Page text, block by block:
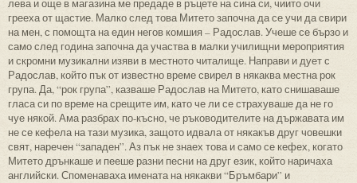
лева и още в магазина ме предаде в ръцете на сина си, чиито очи
грееха от щастие. Малко след това Митето започна да се учи да свири
на мен, с помощта на един негов комшия – Радослав. Учеше се бързо и
само след година започна да участва в малки училищни мероприятия
и скромни музикални изяви в местното читалище. Направи и дует с
Радослав, който пък от известно време свирел в някаква местна рок
група. Да, “рок група”, казваше Радослав на Митето, като снишаваше
гласа си по време на срещите им, като че ли се страхуваше да не го
чуе някой. Ама разбрах по-късно, че ръководителите на държавата им
не се кефела на тази музика, защото идвала от някакъв друг човешки
свят, наречен “западен”. Аз пък не знаех това и само се кефех, когато
Митето дрънкаше и пееше разни песни на друг език, който наричаха
английски. Споменаваха имената на някакви “Бръмбари” и